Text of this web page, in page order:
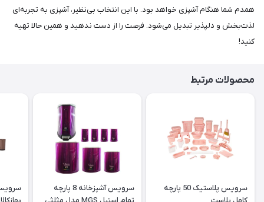
همدم شما هنگام آشپزی خواهد بود. با این انتخاب بی‌نظیر، آشپزی به تجربه‌ای
لذت‌بخش و دلپذیر تبدیل می‌شود. فرصت را از دست ندهید و همین حالا تهیه
کنید!
محصولات مرتبط
سرویس پلاستیک 50 پارچه
سرویس آشپزخانه 8 پارچه